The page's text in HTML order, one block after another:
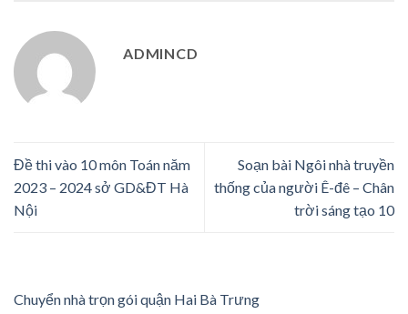
ADMINCD
Đề thi vào 10 môn Toán năm
2023 – 2024 sở GD&ĐT Hà
Nội
Soạn bài Ngôi nhà truyền
thống của người Ê-đê – Chân
trời sáng tạo 10
Chuyển nhà trọn gói quận Hai Bà Trưng